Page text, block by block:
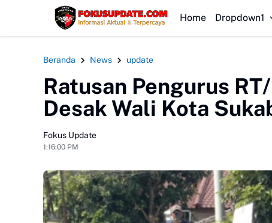
HEADLINE
Home Dropdown1
Beranda News update
Ratusan Pengurus
Desak Wali Kota
Fokus Update
1:16:00 PM